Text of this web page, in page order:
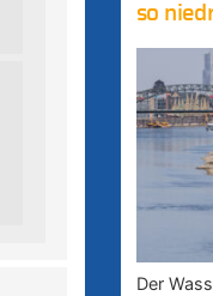
so
Der